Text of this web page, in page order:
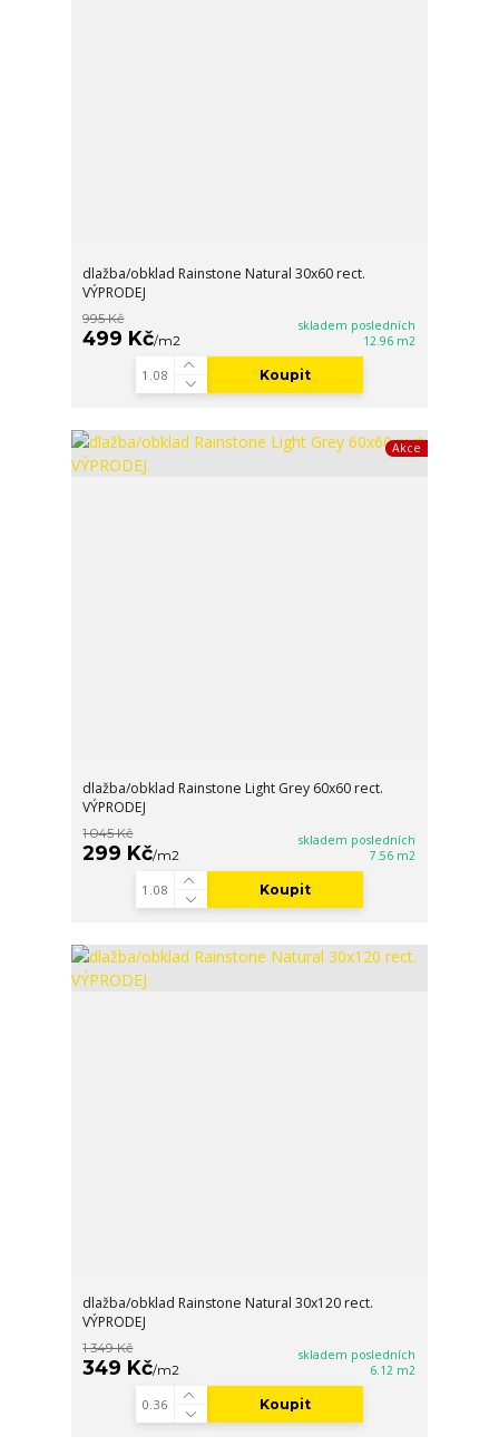
dlažba/obklad Rainstone Natural 30x60 rect.
VÝPRODEJ
995 Kč
499 Kč/m2
skladem posledních
12.96 m2
Koupit
Akce
dlažba/obklad Rainstone Light Grey 60x60 rect.
VÝPRODEJ
1 045 Kč
299 Kč/m2
skladem posledních
7.56 m2
Koupit
dlažba/obklad Rainstone Natural 30x120 rect.
VÝPRODEJ
1 349 Kč
349 Kč/m2
skladem posledních
6.12 m2
Koupit